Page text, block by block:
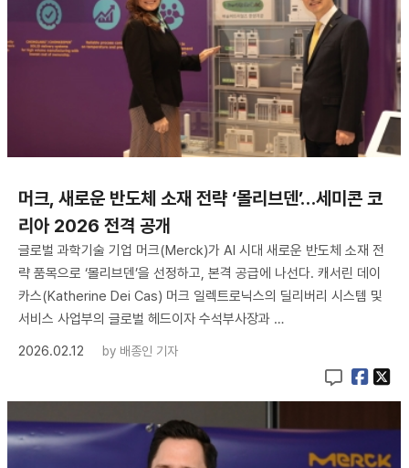
머크, 새로운 반도체 소재 전략 ‘몰리브덴’…세미콘 코
리아 2026 전격 공개
글로벌 과학기술 기업 머크(Merck)가 AI 시대 새로운 반도체 소재 전
략 품목으로 ‘몰리브덴’을 선정하고, 본격 공급에 나선다. 캐서린 데이
카스(Katherine Dei Cas) 머크 일렉트로닉스의 딜리버리 시스템 및
서비스 사업부의 글로벌 헤드이자 수석부사장과 …
2026.02.12
by 배종인 기자